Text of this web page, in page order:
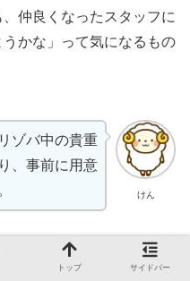
仲良くなったスタッフに
かな」って気になるもの
けん
ゾバ中の貴重
、事前に用意
トップ サイドバー